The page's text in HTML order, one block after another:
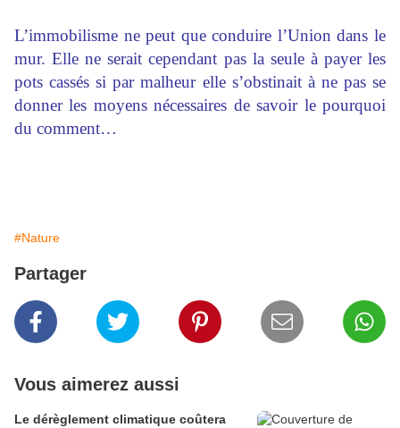
L’immobilisme ne peut que conduire l’Union dans le
mur. Elle ne serait cependant pas la seule à payer les
pots cassés si par malheur elle s’obstinait à ne pas se
donner les moyens nécessaires de savoir le pourquoi
du comment…
#Nature
Partager
Vous aimerez aussi
Le dérèglement climatique coûtera